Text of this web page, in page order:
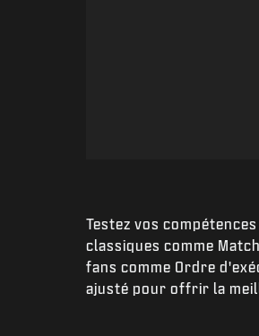
Testez vos
classiques comme
fans comme Ordre
ajusté pour offrir la